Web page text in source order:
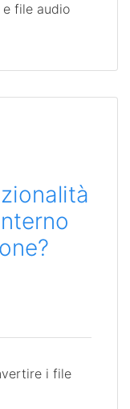
file audio
i file